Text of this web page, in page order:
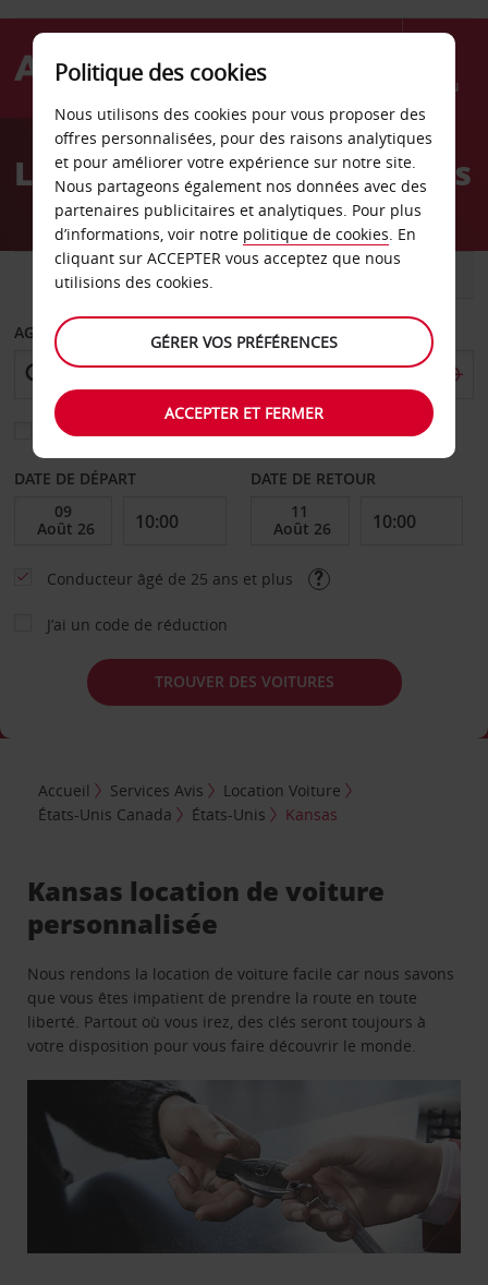
Menu
AvisLocation de voiture Kansas
VOITURE UTILITAIRE
AGENCE DE DÉPART
Sélectionnez une autre agence de retour
DATE DE DÉPART DATE DE RETOUR
Conducteur âgé de 25 ans et plus
J’ai un code de réduction
TROUVER DES VOITURES
Accueil Services Avis
Location Voiture
États-Unis Canada
États-Unis Kansas
Kansas location de voiture
personnalisée
Nous rendons la location de voiture facile car nous savons
que vous êtes impatient de prendre la route en toute
liberté. Partout où vous irez, des clés seront toujours à
votre disposition pour vous faire découvrir le monde.
Politique des cookies
Nous utilisons des cookies pour vous proposer des
offres personnalisées, pour des raisons analytiques
et pour améliorer votre expérience sur notre site.
Nous partageons également nos données avec des
partenaires publicitaires et analytiques. Pour plus
d’informations, voir notre politique de cookies. En
cliquant sur ACCEPTER vous acceptez que nous
utilisions des cookies.
GÉRER VOS PRÉFÉRENCES
ACCEPTER ET FERMER